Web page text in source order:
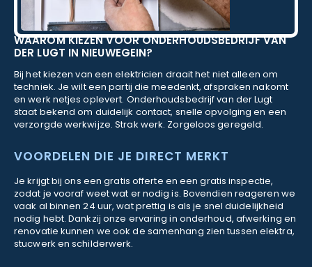
WAAROM KIEZEN VOOR ONDERHOUDSBEDRIJF VAN
DER LUGT IN NIEUWEGEIN?
Bij het kiezen van een elektricien draait het niet alleen om
techniek. Je wilt een partij die meedenkt, afspraken nakomt
en werk netjes oplevert. Onderhoudsbedrijf van der Lugt
staat bekend om duidelijk contact, snelle opvolging en een
verzorgde werkwijze. Strak werk. Zorgeloos geregeld.
VOORDELEN DIE JE DIRECT MERKT
Je krijgt bij ons een gratis offerte en een gratis inspectie,
zodat je vooraf weet wat er nodig is. Bovendien reageren we
vaak al binnen 24 uur, wat prettig is als je snel duidelijkheid
nodig hebt. Dankzij onze ervaring in onderhoud, afwerking en
renovatie kunnen we ook de samenhang zien tussen elektra,
stucwerk en schilderwerk.